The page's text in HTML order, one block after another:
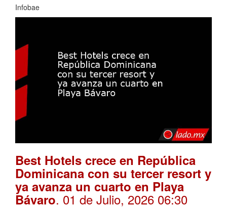
Infobae
Best Hotels crece en República
Dominicana con su tercer resort y
ya avanza un cuarto en Playa
Bávaro. 01 de Julio, 2026 06:30